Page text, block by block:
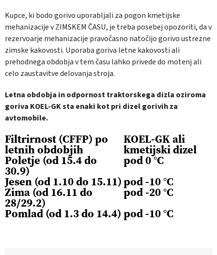
Kupce, ki bodo gorivo uporabljali za pogon kmetijske
mehanizacije v ZIMSKEM ČASU, je treba posebej opozoriti, da v
rezervoarje mehanizacije pravočasno natočijo gorivo ustrezne
zimske kakovosti. Uporaba goriva letne kakovosti ali
prehodnega obdobja v tem času lahko privede do motenj ali
celo zaustavitve delovanja stroja.
Letna obdobja in odpornost traktorskega dizla oziroma
goriva KOEL-GK sta enaki kot pri dizel gorivih za
avtomobile.
Filtrirnost (CFFP) po
letnih obdobjih
KOEL-GK ali
kmetijski dizel
Poletje (od 15.4 do
30.9)
pod 0 °C
Jesen (od 1.10 do 15.11)pod -10 °C
Zima (od 16.11 do
28/29.2)
pod -20 °C
Pomlad (od 1.3 do 14.4) pod -10 °C